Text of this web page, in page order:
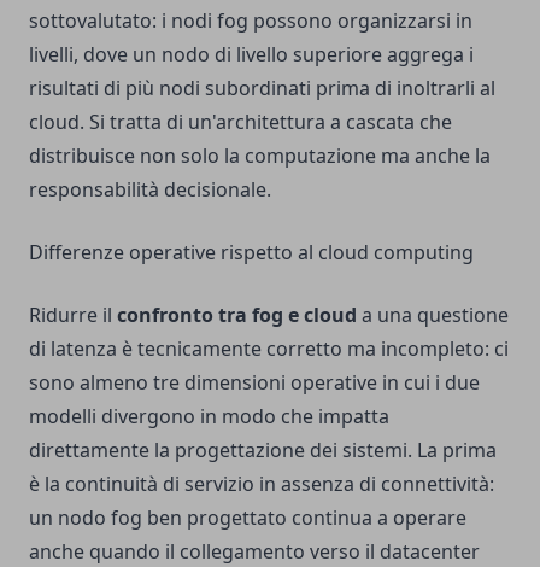
sottovalutato: i nodi fog possono organizzarsi in
livelli, dove un nodo di livello superiore aggrega i
risultati di più nodi subordinati prima di inoltrarli al
cloud. Si tratta di un'architettura a cascata che
distribuisce non solo la computazione ma anche la
responsabilità decisionale.
Differenze operative rispetto al cloud computing
Ridurre il confronto tra fog e cloud a una questione
di latenza è tecnicamente corretto ma incompleto: ci
sono almeno tre dimensioni operative in cui i due
modelli divergono in modo che impatta
direttamente la progettazione dei sistemi. La prima
è la continuità di servizio in assenza di connettività:
un nodo fog ben progettato continua a operare
anche quando il collegamento verso il datacenter